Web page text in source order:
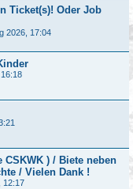
Ticket(s)! Oder Job
2026, 17:04
) / Biete neben
/ Vielen Dank !
12:17